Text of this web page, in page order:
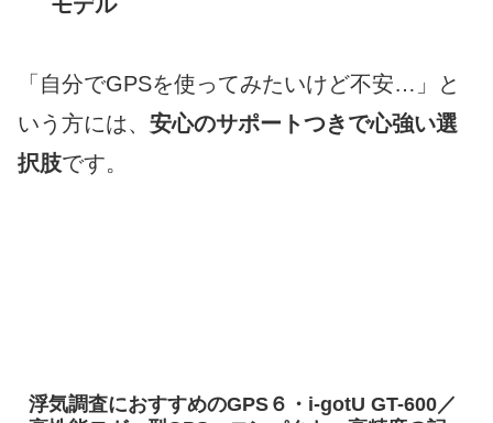
「自分でGPSを使ってみたいけど不安…」と
いう方には、 安心のサポートつきで心強い選
択肢です。
浮気調査におすすめのGPS６・i-gotU GT-600／